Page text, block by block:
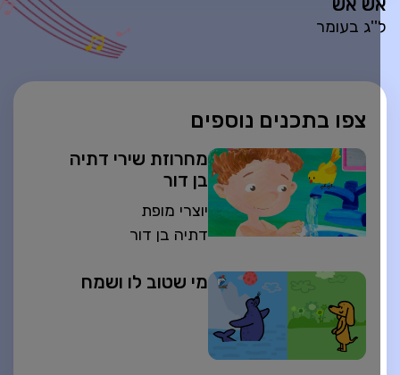
צפו בתכנים נוספים
מחרוזת שירי דתיה
בן דור
יוצרי מופת
דתיה בן דור
מי שטוב לו ושמח
אש
בעומר